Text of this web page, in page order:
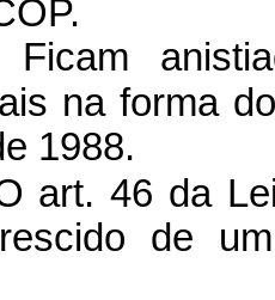
Ficam
na forma
1988.
art. 46 da
de